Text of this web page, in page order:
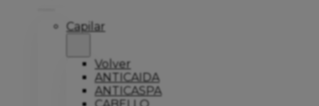
Capilar
Volver
ANTICAIDA
ANTICASPA